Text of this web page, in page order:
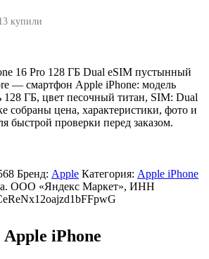
купили
16 Pro 128 ГБ Dual eSIM пустынный
— смартфон Apple iPhone: модель
128 ГБ, цвет песочный титан, SIM: Dual
собраны цена, характеристики, фото и
быстрой проверки перед заказом.
Бренд: Apple Категория: Apple iPhone
ООО «Яндекс Маркет», ИНН
iPhone